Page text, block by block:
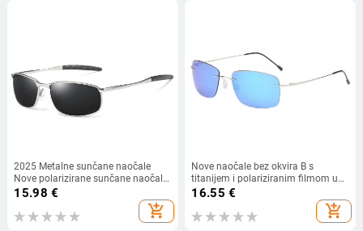
2025 Metalne sunčane naočale
Nove polarizirane sunčane naočale
Muške sunčane naočale za vožnju
15.98 €
add_shopping_cart
Nove naočale bez okvira B s
titanijem i polariziranim filmom u
boji, kvadratnog okvira, sklopive
noge, muške i ženske zrcalne
sunčane naočale za vožnju
16.55 €
add_shopping_cart